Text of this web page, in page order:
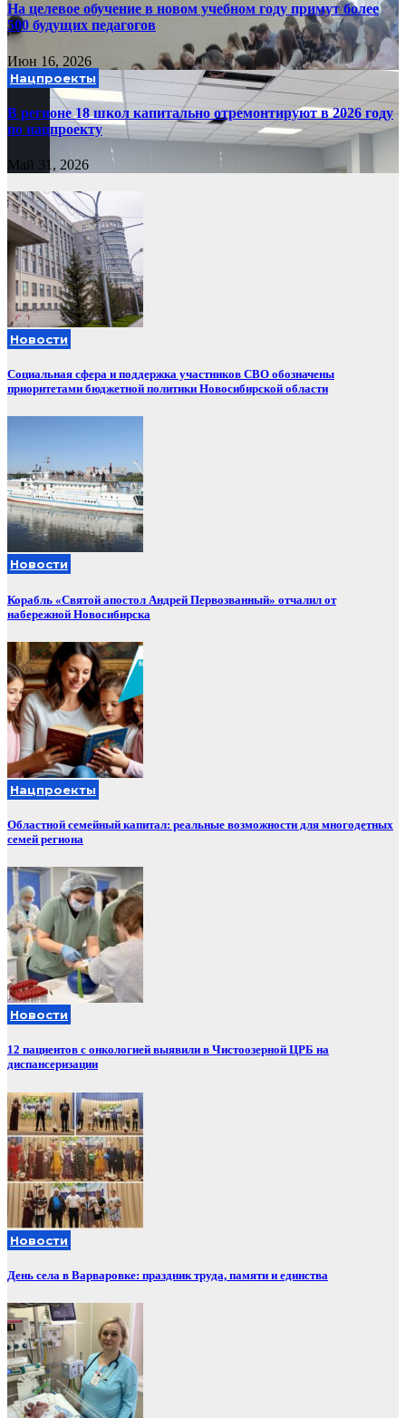
На целевое обучение в новом учебном году примут более
500 будущих педагогов
Июн 16, 2026
Нацпроекты
В регионе 18 школ капитально отремонтируют в 2026 году
по нацпроекту
Май 31, 2026
Новости
Социальная сфера и поддержка участников СВО обозначены
приоритетами бюджетной политики Новосибирской области
Новости
Корабль «Святой апостол Андрей Первозванный» отчалил от
набережной Новосибирска
Нацпроекты
Областной семейный капитал: реальные возможности для многодетных
семей региона
Новости
12 пациентов с онкологией выявили в Чистоозерной ЦРБ на
диспансеризации
Новости
День села в Варваровке: праздник труда, памяти и единства